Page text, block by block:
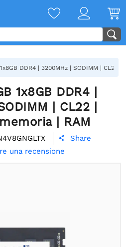
DDR4 | 3200MHz | SODIMM | CL22
1x8GB DDR4 |
| CL22 |
| RAM

Share
una recensione